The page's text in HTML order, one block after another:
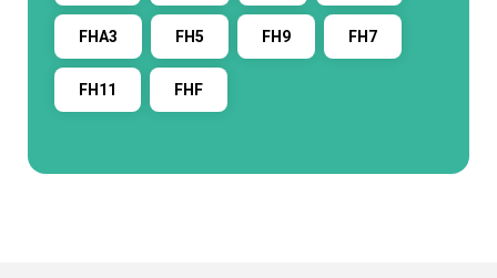
FHA3 FH5 FH9 FH7
FH11 FHF